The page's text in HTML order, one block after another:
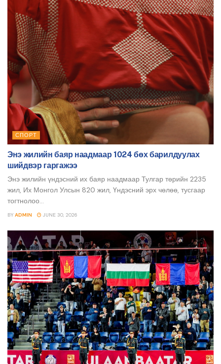
СПОРТ
Энэ жилийн баяр наадмаар 1024 бөх барилдуулах
шийдвэр гаргажээ
Энэ жилийн үндэсний их баяр наадмаар Тулгар төрийн 2235
жил, Их Монгол Улсын 820 жил, Үндэсний эрх чөлөө, тусгаар
тогтнолоо...
BY ADMIN JUNE 30, 2026